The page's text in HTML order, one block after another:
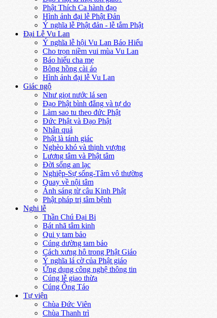
Phật Thích Ca hành đạo
Hình ảnh đại lễ Phật Đản
Ý nghĩa lễ Phật đản - lễ tắm Phật
Đại Lễ Vu Lan
Ý nghĩa lễ hội Vu Lan Báo Hiếu
Cho trọn niềm vui mùa Vu Lan
Báo hiếu cha mẹ
Bông hồng cài áo
Hình ảnh đại lễ Vu Lan
Giác ngộ
Như giọt nước lá sen
Đạo Phật bình đẳng và tự do
Làm sao tu theo đức Phật
Đức Phật và Đạo Phật
Nhân quả
Phật là tánh giác
Nghèo khó và thịnh vượng
Lương tâm và Phật tâm
Đời sống an lạc
Nghiệp-Sự sống-Tâm vô thường
Quay về nội tâm
Ánh sáng từ câu Kinh Phật
Phật pháp trị tâm bệnh
Nghi lễ
Thần Chú Đại Bi
Bát nhã tâm kinh
Qui y tam bảo
Cúng dường tam bảo
Cách xưng hô trong Phật Giáo
Ý nghĩa lá cờ của Phật giáo
Ứng dụng công nghệ thông tin
Cúng lễ giao thừa
Cúng Ông Táo
Tự viện
Chùa Đức Viên
Chùa Thanh trì